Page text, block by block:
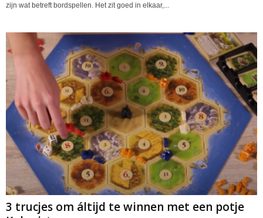
zijn wat betreft bordspellen. Het zit goed in elkaar,...
3 trucjes om áltijd te winnen met een potje